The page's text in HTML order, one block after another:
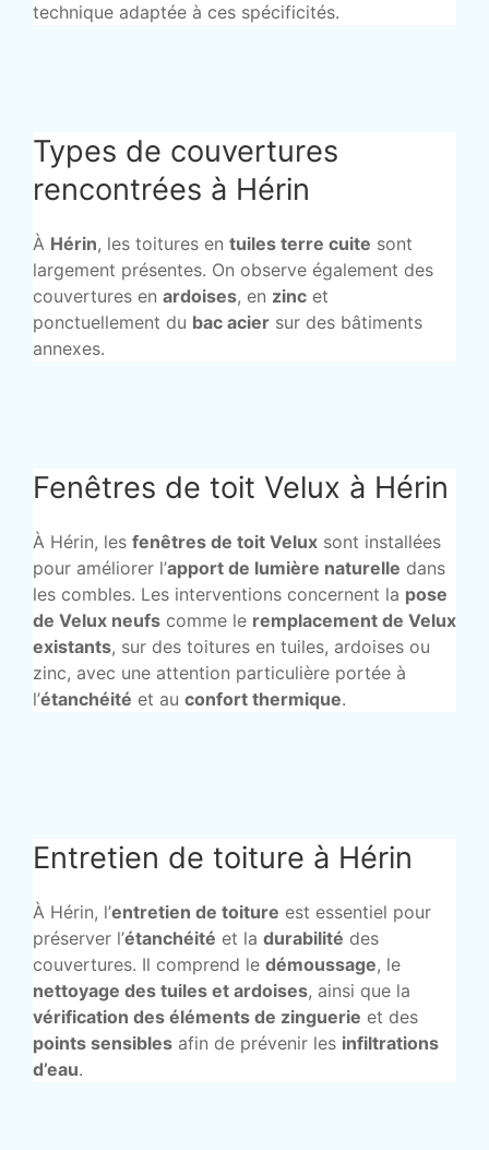
technique adaptée à ces spécificités.
Types de couvertures
rencontrées à Hérin
À Hérin, les toitures en tuiles terre cuite sont
largement présentes. On observe également des
couvertures en ardoises, en zinc et
ponctuellement du bac acier sur des bâtiments
annexes.
Fenêtres de toit Velux à Hérin
À Hérin, les fenêtres de toit Velux sont installées
pour améliorer l’apport de lumière naturelle dans
les combles. Les interventions concernent la pose
de Velux neufs comme le remplacement de Velux
existants, sur des toitures en tuiles, ardoises ou
zinc, avec une attention particulière portée à
l’étanchéité et au confort thermique.
Entretien de toiture à Hérin
À Hérin, l’entretien de toiture est essentiel pour
préserver l’étanchéité et la durabilité des
couvertures. Il comprend le démoussage, le
nettoyage des tuiles et ardoises, ainsi que la
vérification des éléments de zinguerie et des
points sensibles afin de prévenir les infiltrations
d’eau.